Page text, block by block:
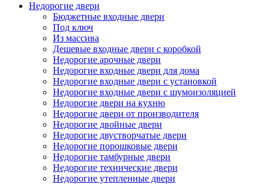
Недорогие двери
Бюджетные входные двери
Под ключ
Из массива
Дешевые входные двери с коробкой
Недорогие арочные двери
Недорогие входные двери для дома
Недорогие входные двери с установкой
Недорогие входные двери с шумоизоляцией
Недорогие двери на кухню
Недорогие двери от производителя
Недорогие двойные двери
Недорогие двустворчатые двери
Недорогие порошковые двери
Недорогие тамбурные двери
Недорогие технические двери
Недорогие утепленные двери